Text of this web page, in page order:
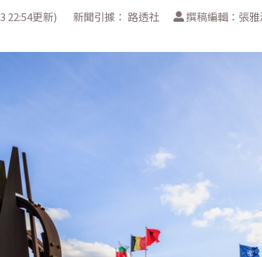
22:54更新) 新聞引據： 路透社 撰稿編輯：張雅